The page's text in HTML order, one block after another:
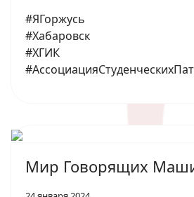
#ЯГоржусь
#Хабаровск
#ХГИК
Мир Говорящих